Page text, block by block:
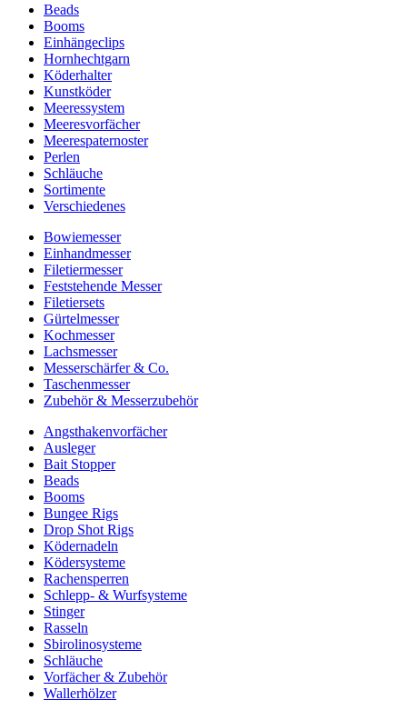
Beads
Booms
Einhängeclips
Hornhechtgarn
Köderhalter
Kunstköder
Meeressystem
Meeresvorfächer
Meerespaternoster
Perlen
Schläuche
Sortimente
Verschiedenes
Bowiemesser
Einhandmesser
Filetiermesser
Feststehende Messer
Filetiersets
Gürtelmesser
Kochmesser
Lachsmesser
Messerschärfer & Co.
Taschenmesser
Zubehör & Messerzubehör
Angsthakenvorfächer
Ausleger
Bait Stopper
Beads
Booms
Bungee Rigs
Drop Shot Rigs
Ködernadeln
Ködersysteme
Rachensperren
Schlepp- & Wurfsysteme
Stinger
Rasseln
Sbirolinosysteme
Schläuche
Vorfächer & Zubehör
Wallerhölzer